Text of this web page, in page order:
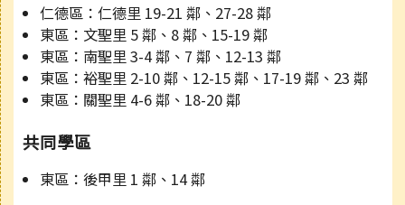
仁德區：仁德里 19-21 鄰、27-28 鄰
東區：文聖里 5 鄰、8 鄰、15-19 鄰
東區：南聖里 3-4 鄰、7 鄰、12-13 鄰
東區：裕聖里 2-10 鄰、12-15 鄰、17-19 鄰、23 鄰
東區：關聖里 4-6 鄰、18-20 鄰
共同學區
東區：後甲里 1 鄰、14 鄰